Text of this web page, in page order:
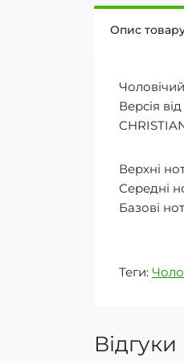
Опис
Версія
Верхні
Середні
Базові
Теги:
Відгуки